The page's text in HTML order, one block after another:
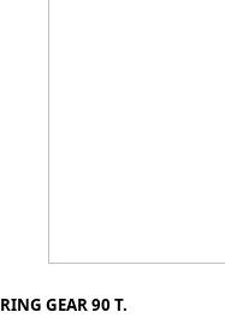
RING GEAR 90 T.